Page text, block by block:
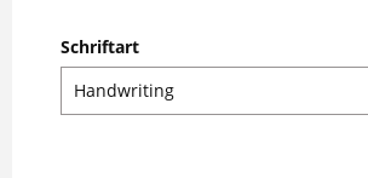
Schriftart